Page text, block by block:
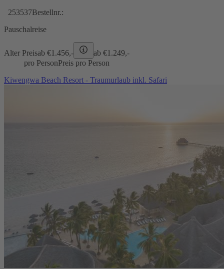
253537Bestellnr.:
Pauschalreise
Alter Preisab €1.456,- ab €1.249,-
pro PersonPreis pro Person
Kiwengwa Beach Resort - Traumurlaub inkl. Safari